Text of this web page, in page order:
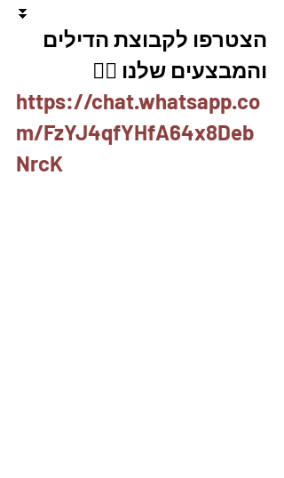
⏬
הצטרפו לקבוצת הדילים
והמבצעים שלנו 👇🏽
https://chat.whatsapp.co
m/FzYJ4qfYHfA64x8Deb
NrcK